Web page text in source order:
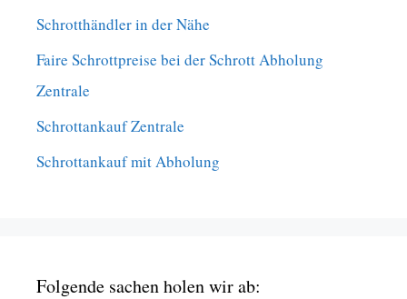
Schrotthändler in der Nähe
Faire Schrottpreise bei der Schrott Abholung
Zentrale
Schrottankauf Zentrale
Schrottankauf mit Abholung
Folgende sachen holen wir ab: